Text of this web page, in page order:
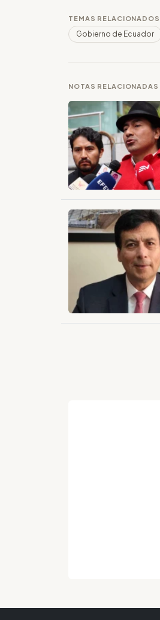
TEMAS RELACIONADOS
Gobierno de Ecuador
NOTAS RELACIONADAS